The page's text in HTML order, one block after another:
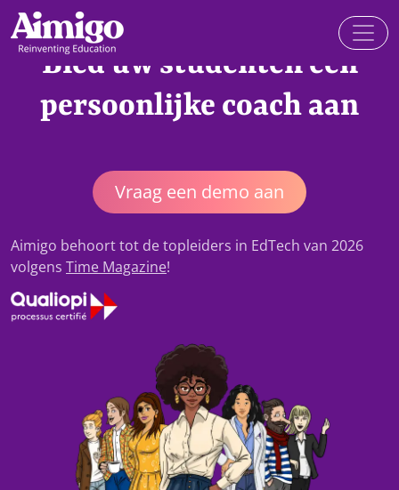
Bied uw studenten een
persoonlijke coach aan
Vraag een demo aan
Aimigo behoort tot de topleiders in EdTech van 2026
volgens Time Magazine!